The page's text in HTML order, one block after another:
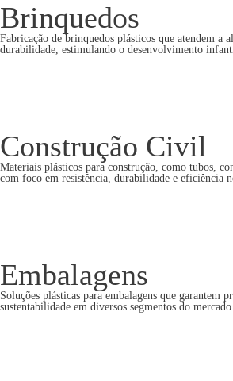
Brinquedos
Fabricação de brinquedos plásticos que atendem a
durabilidade, estimulando o desenvolvimento
Construção Civil
Materiais plásticos para construção, como tubos,
com foco em resistência, durabilidade e eficiência
Embalagens
Soluções plásticas para embalagens que garantem
sustentabilidade em diversos segmentos do mercado